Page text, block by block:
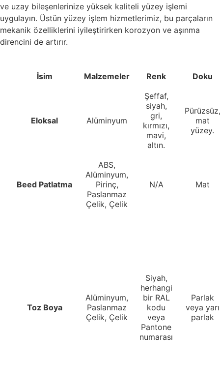
ve uzay bileşenlerinize yüksek kaliteli yüzey işlemi
uygulayın. Üstün yüzey işlem hizmetlerimiz, bu parçaların
mekanik özelliklerini iyileştirirken korozyon ve aşınma
direncini de artırır.
İsim Malzemeler Renk Doku
Eloksal Alüminyum
Şeffaf,
siyah,
gri,
kırmızı,
mavi,
altın.
Pürüzsüz,
mat
yüzey.
Beed Patlatma
ABS,
Alüminyum,
Pirinç,
Paslanmaz
Çelik, Çelik
N/A Mat
Toz Boya
Alüminyum,
Paslanmaz
Çelik, Çelik
Siyah,
herhangi
bir RAL
kodu
veya
Pantone
numarası
Parlak
veya yarı
parlak